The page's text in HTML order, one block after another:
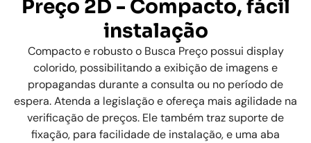
Preço 2D - Compacto, fácil
instalação
Compacto e robusto o Busca Preço possui display
colorido, possibilitando a exibição de imagens e
propagandas durante a consulta ou no período de
espera. Atenda a legislação e ofereça mais agilidade na
verificação de preços. Ele também traz suporte de
fixação, para facilidade de instalação, e uma aba